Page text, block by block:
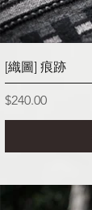
[織圖] 痕跡
價格
$240.00